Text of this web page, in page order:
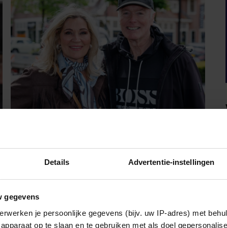
Details Advertentie-instellingen
gegevens
je persoonlijke gegevens (bijv. uw IP-adres) met
op te slaan en te gebruiken met als doel
FERDI BOLLAND OVER
GELUK: “ALS ER IETS IS MET
MIJN GEZIN, GOOI IK ALLES
UIT MIJN AGENDA”
mijlpalen. De succesvolle componist en